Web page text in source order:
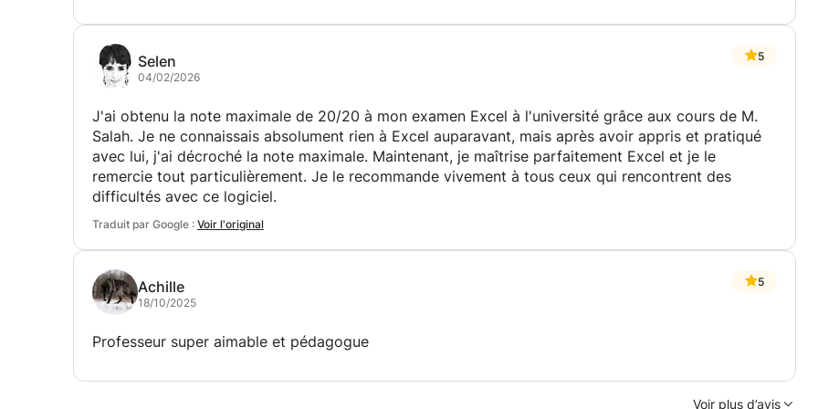
Selen
04/02/2026
5
J'ai obtenu la note maximale de 20/20 à mon examen Excel à l'université grâce aux cours de M.
Salah. Je ne connaissais absolument rien à Excel auparavant, mais après avoir appris et pratiqué
avec lui, j'ai décroché la note maximale. Maintenant, je maîtrise parfaitement Excel et je le
remercie tout particulièrement. Je le recommande vivement à tous ceux qui rencontrent des
difficultés avec ce logiciel.
Traduit par Google : Voir l'original
Achille
18/10/2025
5
Professeur super aimable et pédagogue
Voir plus d’avis